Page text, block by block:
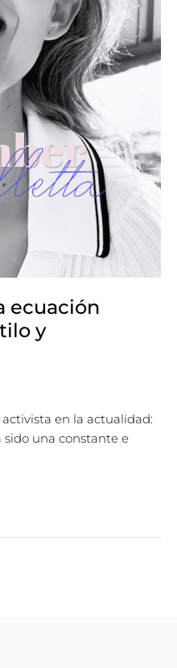
ecuación
y
en la actualidad:
una constante e